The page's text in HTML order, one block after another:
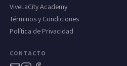
ViveLaCity Academy
Términos y Condiciones
Política de Privacidad
CONTACTO